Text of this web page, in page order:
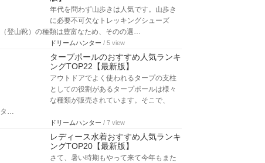
年代を問わず山歩きは人気です。山歩き
に必要不可欠なトレッキングシューズ
（登山靴）の種類は豊富なため、そのの選…
ドリームハンター / 5 view
タープポールのおすすめ人気ランキ
ングTOP22【最新版】
アウトドアでよく使われるタープの支柱
としての役割があるタープポールは様々
な種類が販売されています。そこで、
タ…
ドリームハンター / 7 view
レディース水着おすすめ人気ランキ
ングTOP20【最新版】
さて、暑い時期もやって来て今年もまた